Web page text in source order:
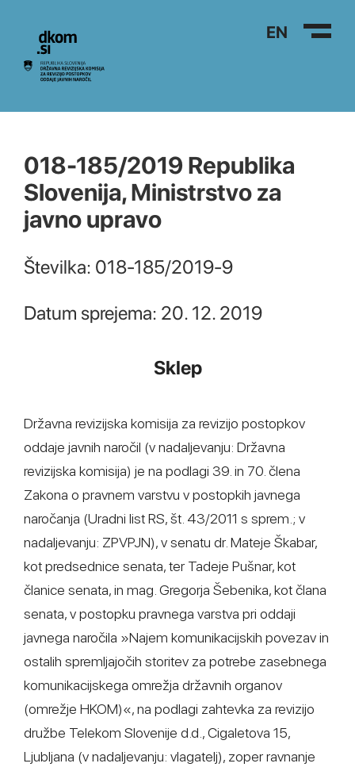
Na vsebino EN
018-185/2019 Republika
Slovenija, Ministrstvo za
javno upravo
Številka: 018-185/2019-9
Datum sprejema: 20. 12. 2019
Sklep
Državna revizijska komisija za revizijo postopkov
oddaje javnih naročil (v nadaljevanju: Državna
revizijska komisija) je na podlagi 39. in 70. člena
Zakona o pravnem varstvu v postopkih javnega
naročanja (Uradni list RS, št. 43/2011 s sprem.; v
nadaljevanju: ZPVPJN), v senatu dr. Mateje Škabar,
kot predsednice senata, ter Tadeje Pušnar, kot
članice senata, in mag. Gregorja Šebenika, kot člana
senata, v postopku pravnega varstva pri oddaji
javnega naročila »Najem komunikacijskih povezav in
ostalih spremljajočih storitev za potrebe zasebnega
komunikacijskega omrežja državnih organov
(omrežje HKOM)«, na podlagi zahtevka za revizijo
družbe Telekom Slovenije d.d., Cigaletova 15,
Ljubljana (v nadaljevanju: vlagatelj), zoper ravnanje